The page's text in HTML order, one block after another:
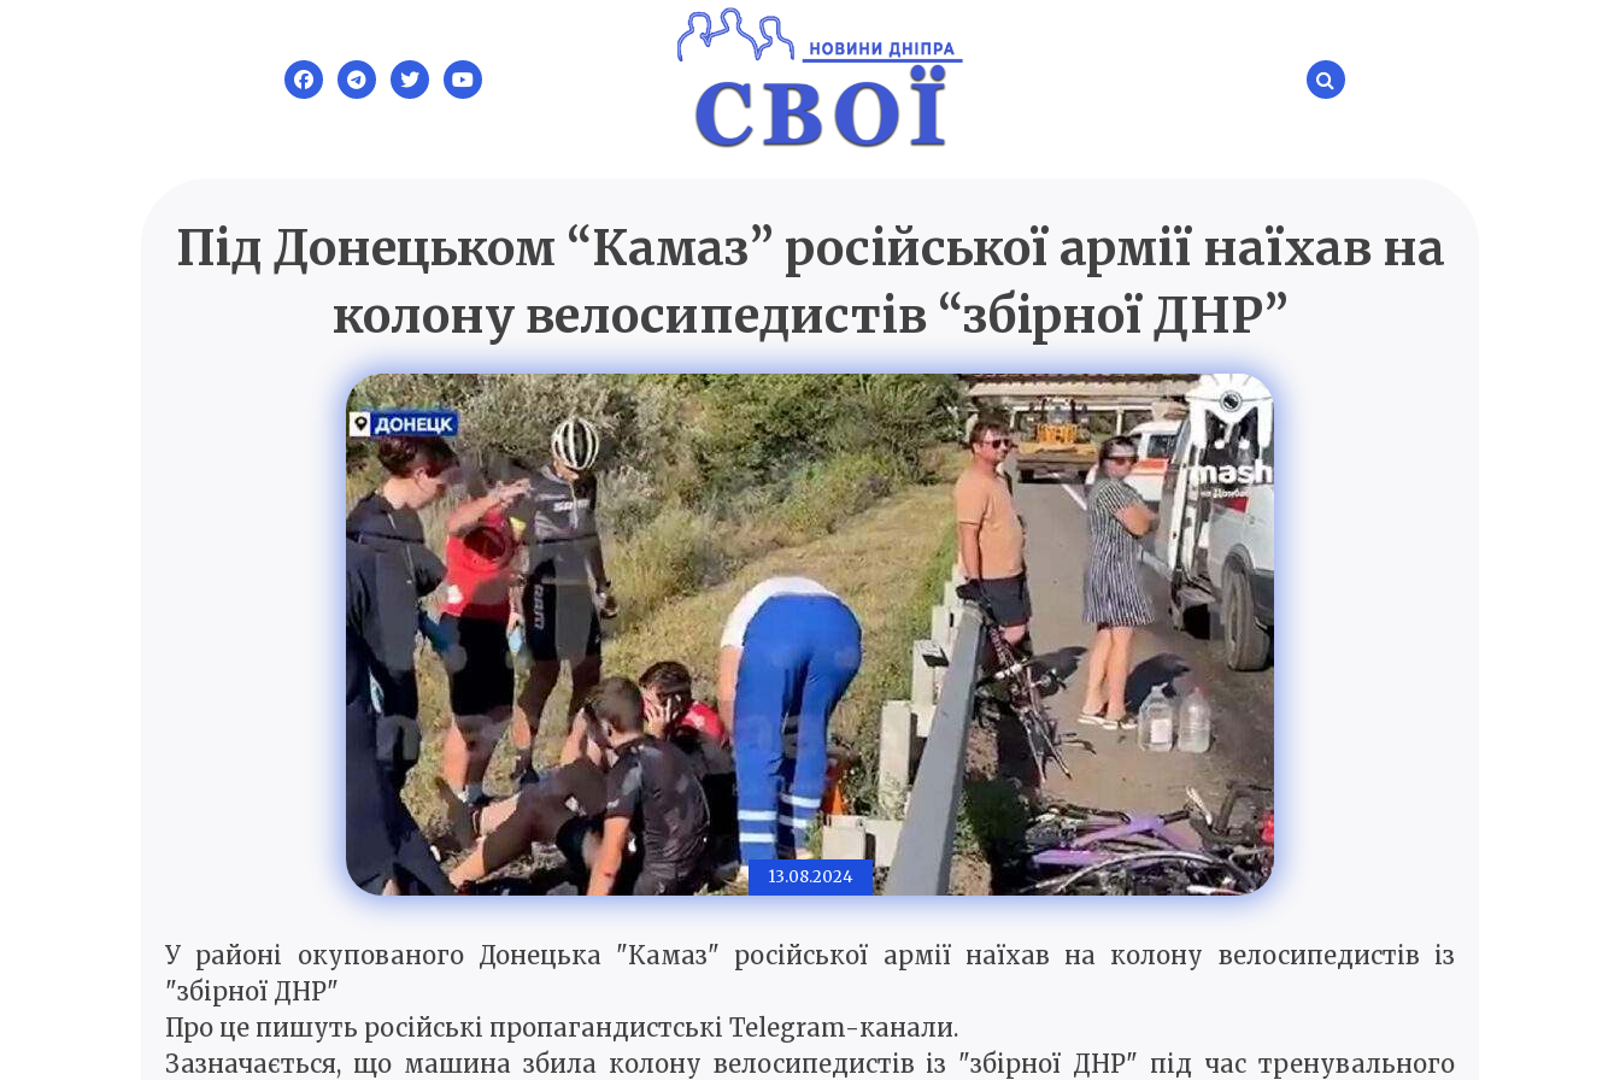
SVOI.DP.UA
Новини Дніпра
Під Донецьком “Камаз” російської армії наїхав на
колону велосипедистів “збірної ДНР”
13.08.2024
У районі окупованого Донецька "Камаз" російської армії наїхав на колону велосипедистів із
"збірної ДНР"
Про це пишуть російські пропагандистські Telegram-канали.
Зазначається, що машина збила колону велосипедистів із "збірної ДНР" під час тренувального